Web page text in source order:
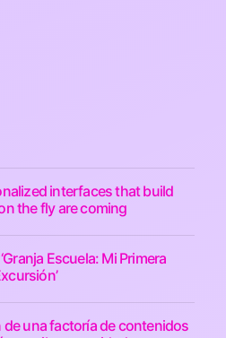
interfaces that build
the fly are coming
Escuela: Mi Primera
una factoría de contenidos